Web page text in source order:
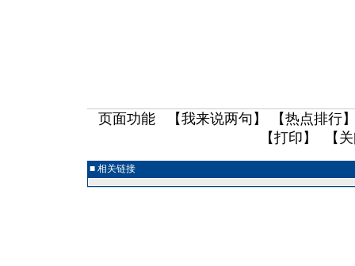
页面功能 【我来说两句 】 【热点排行
【打印 】 【
■ 相关链接